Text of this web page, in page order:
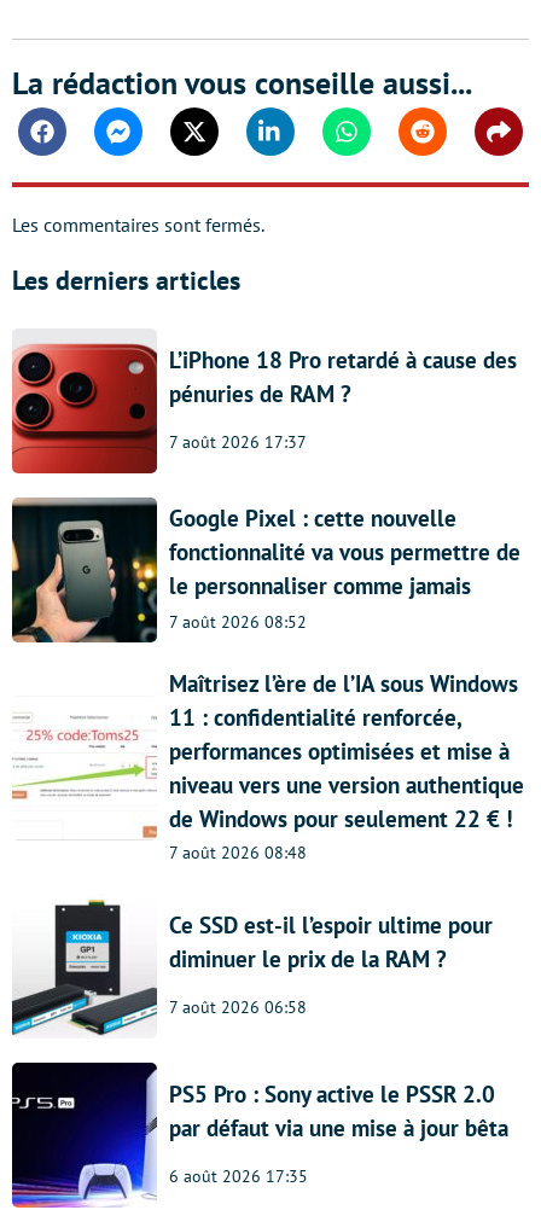
La rédaction vous conseille aussi...
FacebookMessengerTwitter Linkedin WhatsappReddit
Les commentaires sont fermés.
Les derniers articles
L’iPhone 18 Pro retardé à cause des
pénuries de RAM ?
7 août 2026 17:37
Google Pixel : cette nouvelle
fonctionnalité va vous permettre de
le personnaliser comme jamais
7 août 2026 08:52
Maîtrisez l’ère de l’IA sous Windows
11 : confidentialité renforcée,
performances optimisées et mise à
niveau vers une version authentique
de Windows pour seulement 22 € !
7 août 2026 08:48
Ce SSD est-il l’espoir ultime pour
diminuer le prix de la RAM ?
7 août 2026 06:58
PS5 Pro : Sony active le PSSR 2.0
par défaut via une mise à jour bêta
6 août 2026 17:35